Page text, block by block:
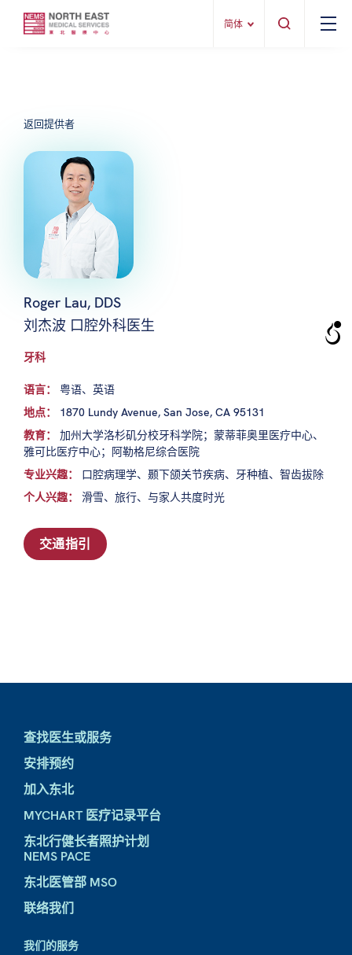
简体
返回提供者
Roger Lau, DDS
刘杰波 口腔外科医生
牙科
语言： 粤语、英语
地点：
1870 Lundy Avenue, San Jose, CA 95131
教育：
加州大学洛杉矶分校牙科学院；蒙蒂菲奥里医疗中心、
雅可比医疗中心；阿勒格尼综合医院
专业兴趣：
口腔病理学、颞下颌关节疾病、牙种植、智齿拔除
个人兴趣：
滑雪、旅行、与家人共度时光
交通指引
查找医生或服务
安排预约
加入东北
MYCHART 医疗记录平台
东北行健长者照护计划
NEMS PACE
东北医管部 MSO
联络我们
我们的服务